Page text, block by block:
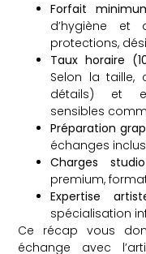
Forfait
d’hygiène
protections,
Taux horaire
Selon la taille,
détails) et
sensibles
Préparation
échanges
Charges studio
premium,
Expertise
spécialisation
Ce récap vous
échange avec